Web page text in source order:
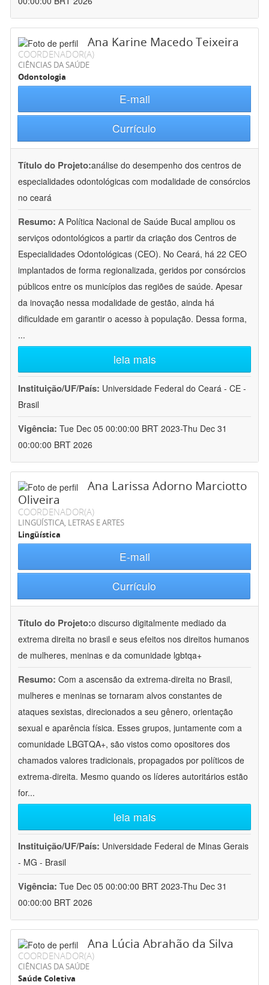
Ana Karine Macedo Teixeira
COORDENADOR(A)
CIÊNCIAS DA SAÚDE
Odontologia
E-mail
Currículo
Título do Projeto:análise do desempenho dos centros de
especialidades odontológicas com modalidade de consórcios
no ceará
Resumo: A Política Nacional de Saúde Bucal ampliou os
serviços odontológicos a partir da criação dos Centros de
Especialidades Odontológicas (CEO). No Ceará, há 22 CEO
implantados de forma regionalizada, geridos por consórcios
públicos entre os municípios das regiões de saúde. Apesar
da inovação nessa modalidade de gestão, ainda há
dificuldade em garantir o acesso à população. Dessa forma,
...
leia mais
Instituição/UF/País: Universidade Federal do Ceará - CE -
Brasil
Vigência: Tue Dec 05 00:00:00 BRT 2023-Thu Dec 31
00:00:00 BRT 2026
Ana Larissa Adorno Marciotto
Oliveira
COORDENADOR(A)
LINGÜÍSTICA, LETRAS E ARTES
Lingüística
E-mail
Currículo
Título do Projeto:o discurso digitalmente mediado da
extrema direita no brasil e seus efeitos nos direitos humanos
de mulheres, meninas e da comunidade lgbtqa+
Resumo: Com a ascensão da extrema-direita no Brasil,
mulheres e meninas se tornaram alvos constantes de
ataques sexistas, direcionados a seu gênero, orientação
sexual e aparência física. Esses grupos, juntamente com a
comunidade LBGTQA+, são vistos como opositores dos
chamados valores tradicionais, propagados por políticos de
extrema-direita. Mesmo quando os líderes autoritários estão
for...
leia mais
Instituição/UF/País: Universidade Federal de Minas Gerais
- MG - Brasil
Vigência: Tue Dec 05 00:00:00 BRT 2023-Thu Dec 31
00:00:00 BRT 2026
Ana Lúcia Abrahão da Silva
COORDENADOR(A)
CIÊNCIAS DA SAÚDE
Saúde Coletiva